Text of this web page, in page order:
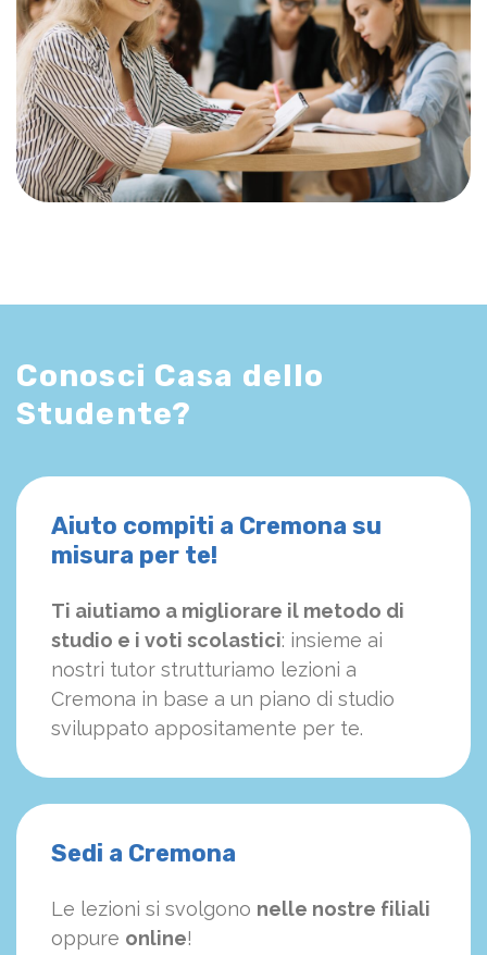
Conosci Casa dello
Studente?
Aiuto compiti a Cremona su
misura per te!
Ti aiutiamo a migliorare il metodo di
studio e i voti scolastici: insieme ai
nostri tutor strutturiamo lezioni a
Cremona in base a un piano di studio
sviluppato appositamente per te.
Sedi a Cremona
Le lezioni si svolgono nelle nostre filiali
oppure online!